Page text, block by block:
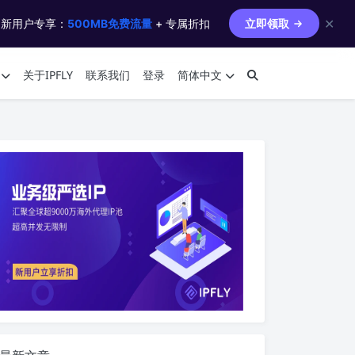
用户专享： 500MB免费流量 + 专属折扣 立即领取 ✕
关于IPFLY 联系我们 登录 简体中文